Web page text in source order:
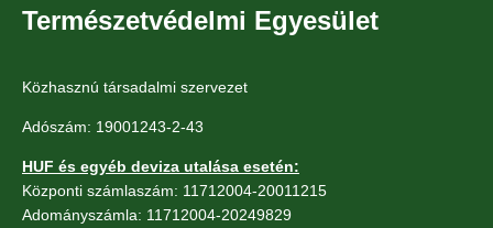
Természetvédelmi Egyesület
Közhasznú társadalmi szervezet
Adószám: 19001243-2-43
HUF és egyéb deviza utalása esetén:
Központi számlaszám: 11712004-20011215
Adományszámla: 11712004-20249829